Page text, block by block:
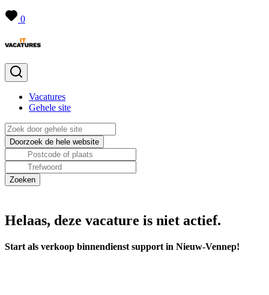
0
Vacatures
Gehele site
Helaas, deze vacature is niet actief.
Start als verkoop binnendienst support in Nieuw-Vennep!